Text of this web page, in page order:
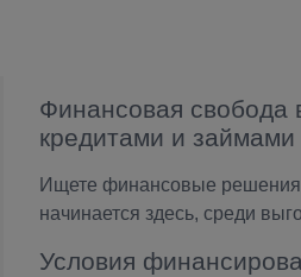
Финансовая cвобода
кредитами и займами
Ищете финансовые решения
начинается здесь, среди
Условия